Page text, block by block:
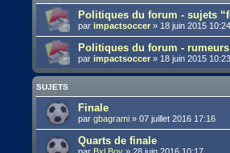
Politiques du forum - sujets
parimpactsoccer » 18 juin 2015 10:24
Politiques du forum -
parimpactsoccer » 18 juin 2015 10:23
SUJETS
Finale
pargbagrami »07 juillet 2016 17:16
Quarts de finale